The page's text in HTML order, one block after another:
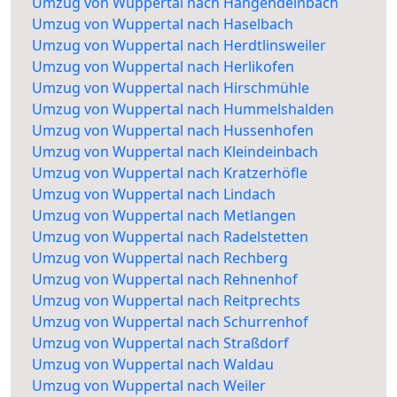
Umzug von Wuppertal nach Haselbach
Umzug von Wuppertal nach Herdtlinsweiler
Umzug von Wuppertal nach Herlikofen
Umzug von Wuppertal nach Hirschmühle
Umzug von Wuppertal nach Hummelshalden
Umzug von Wuppertal nach Hussenhofen
Umzug von Wuppertal nach Kleindeinbach
Umzug von Wuppertal nach Kratzerhöfle
Umzug von Wuppertal nach Lindach
Umzug von Wuppertal nach Metlangen
Umzug von Wuppertal nach Radelstetten
Umzug von Wuppertal nach Rechberg
Umzug von Wuppertal nach Rehnenhof
Umzug von Wuppertal nach Reitprechts
Umzug von Wuppertal nach Schurrenhof
Umzug von Wuppertal nach Straßdorf
Umzug von Wuppertal nach Waldau
Umzug von Wuppertal nach Weiler